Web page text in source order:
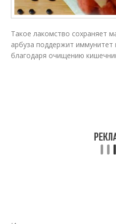
Такое лакомство сохраняет
арбуза поддержит иммунитет
благодаря очищению